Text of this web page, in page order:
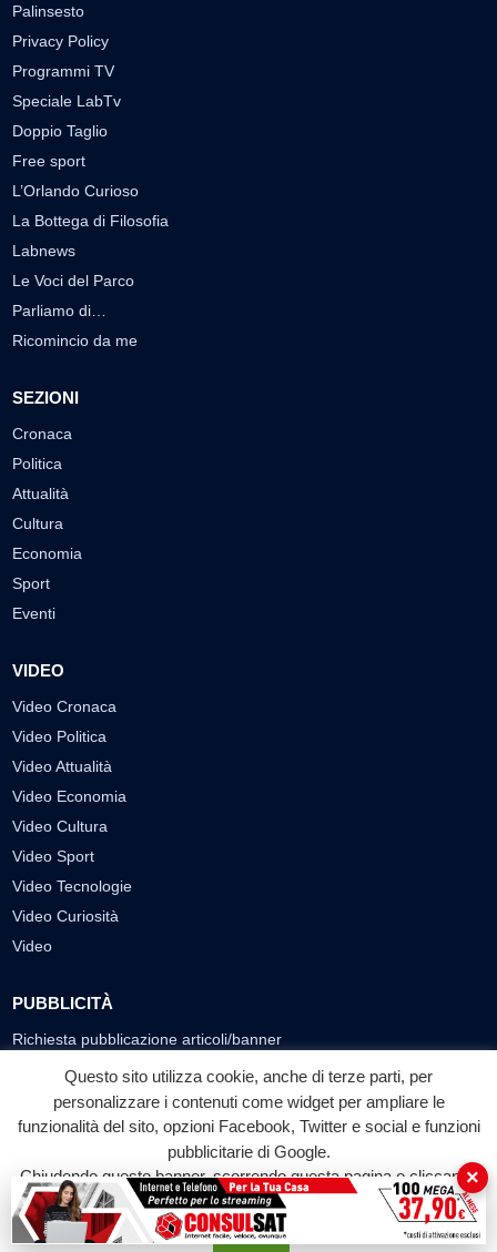
Palinsesto
Privacy Policy
Programmi TV
Speciale LabTv
Doppio Taglio
Free sport
L’Orlando Curioso
La Bottega di Filosofia
Labnews
Le Voci del Parco
Parliamo di…
Ricomincio da me
SEZIONI
Cronaca
Politica
Attualità
Cultura
Economia
Sport
Eventi
VIDEO
Video Cronaca
Video Politica
Video Attualità
Video Economia
Video Cultura
Video Sport
Video Tecnologie
Video Curiosità
Video
PUBBLICITÀ
Richiesta pubblicazione articoli/banner
SEGUICI SUI SOCIAL
f
Facebook
◎ ▶
YouTube
© 2026 LABTV - Tutti i diritti riservati
Questo sito utilizza cookie, anche di terze parti, per
personalizzare i contenuti come widget per ampliare le
funzionalità del sito, opzioni Facebook, Twitter e social e funzioni
pubblicitarie di Google.
Chiudendo questo banner, scorrendo questa pagina o cliccando
su qualunque suo elemento acconsenti all'uso dei cookie.
Accetta
×